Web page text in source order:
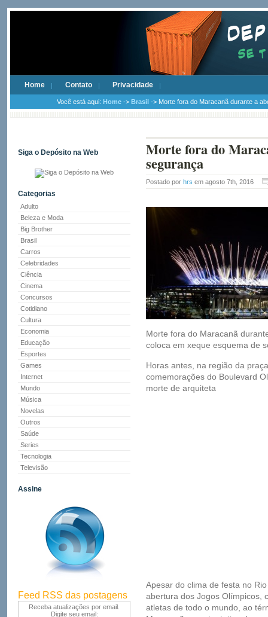
Home Contato Privacidade
Você está aqui: Home -> Brasil -> Morte fora do Maracanã durante a
Siga o Depósito na Web
Categorias
Adulto
Beleza e Moda
Big Brother
Brasil
Carros
Celebridades
Ciência
Cinema
Concursos
Cotidiano
Cultura
Economia
Educação
Esportes
Games
Internet
Mundo
Música
Novelas
Outros
Saúde
Series
Tecnologia
Televisão
Assine
Feed RSS das postagens
Receba atualizações por email.
Digite seu email:
Morte fora do
segurança
Postado por hrs em agosto 7th, 2016
Morte fora do Maracanã
coloca em xeque esquema de
Horas antes, na região da
comemorações do Boulevard
morte de arquiteta
Apesar do clima de festa no
abertura dos Jogos Olímpicos,
atletas de todo o mundo, ao